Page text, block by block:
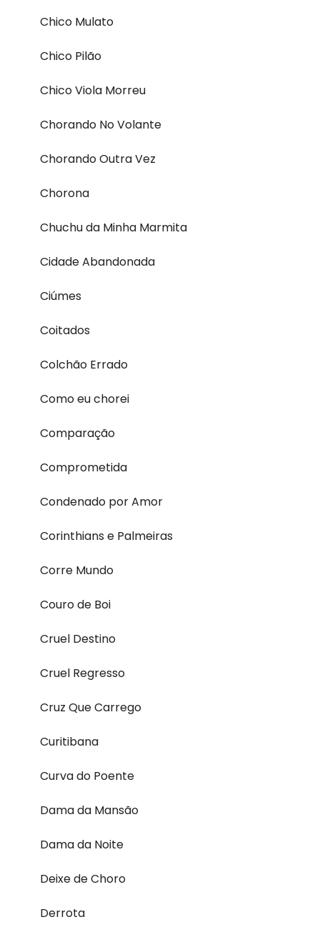
Chico Mulato
Chico Pilão
Chico Viola Morreu
Chorando No Volante
Chorando Outra Vez
Chorona
Chuchu da Minha Marmita
Cidade Abandonada
Ciúmes
Coitados
Colchão Errado
Como eu chorei
Comparação
Comprometida
Condenado por Amor
Corinthians e Palmeiras
Corre Mundo
Couro de Boi
Cruel Destino
Cruel Regresso
Cruz Que Carrego
Curitibana
Curva do Poente
Dama da Mansão
Dama da Noite
Deixe de Choro
Derrota